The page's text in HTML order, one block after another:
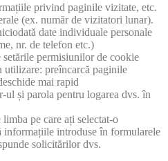
privind paginile vizitate, etc.
(ex. număr de vizitatori lunar).
date individuale personale
nr. de telefon etc.)
permisiunilor de cookie
utilizare: preîncarcă paginile
mai rapid
ul și parola pentru logarea dvs. în
pe care ați selectat-o
informațiile introduse în formularele
solicitărilor dvs.